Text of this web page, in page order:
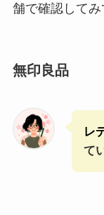
舗で確認してみ
無印良品
レ
て